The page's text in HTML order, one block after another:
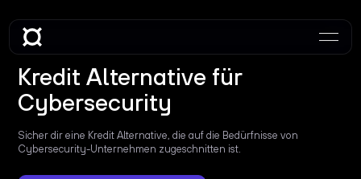
Kredit Alternative für
Cybersecurity
Sicher dir eine Kredit Alternative, die auf die Bedürfnisse von
Cybersecurity-Unternehmen zugeschnitten ist.